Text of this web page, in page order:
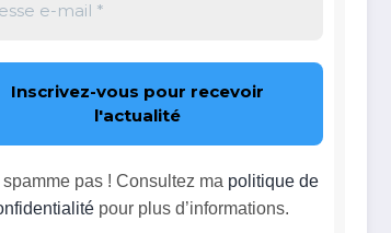
pas ! Consultez ma politique de
pour plus d’informations.